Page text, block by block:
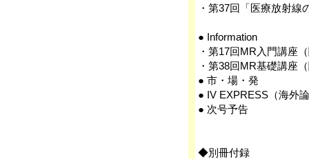
・第37回「医療放射
● Information
・第17回MR入門講座
・第38回MR基礎講座
● 市・場・発
● IV EXPRESS（海外
● 次号予告
◆別冊付録